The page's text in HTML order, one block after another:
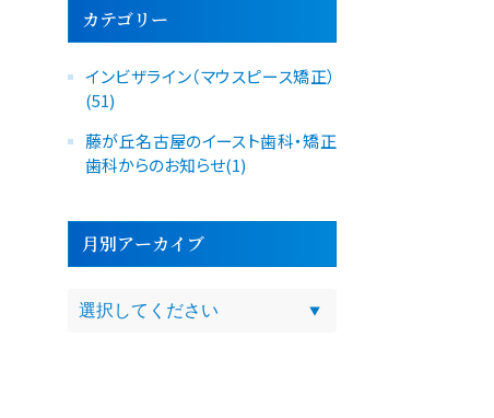
カテゴリー
インビザライン（マウスピース矯正）
(51)
藤が丘名古屋のイースト歯科・矯正
歯科からのお知らせ(1)
月別アーカイブ